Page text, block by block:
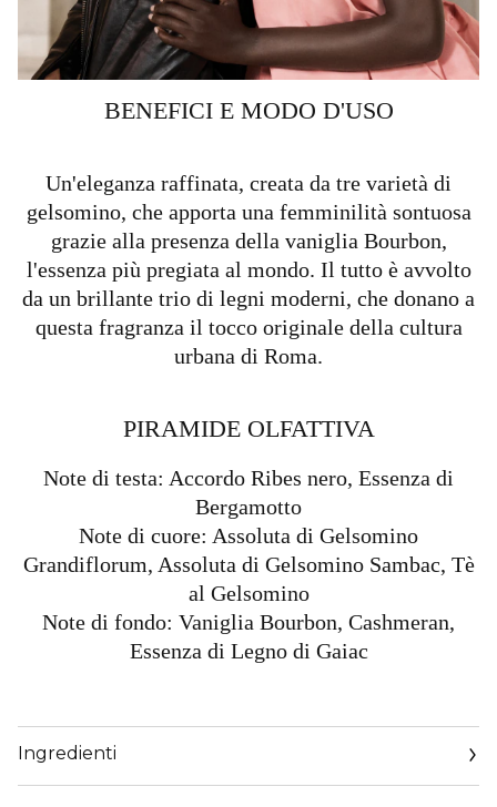
BENEFICI E MODO D'USO
Un'eleganza raffinata, creata da tre varietà di
gelsomino, che apporta una femminilità sontuosa
grazie alla presenza della vaniglia Bourbon,
l'essenza più pregiata al mondo. Il tutto è avvolto
da un brillante trio di legni moderni, che donano a
questa fragranza il tocco originale della cultura
urbana di Roma.
PIRAMIDE OLFATTIVA​
Note di testa: Accordo Ribes nero, Essenza di
Bergamotto
Note di cuore: Assoluta di Gelsomino
Grandiflorum, Assoluta di Gelsomino Sambac, Tè
al Gelsomino
Note di fondo: Vaniglia Bourbon, Cashmeran,
Essenza di Legno di Gaiac
Ingredienti